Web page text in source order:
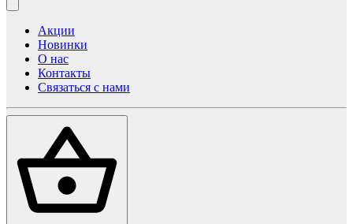
Акции
Новинки
О нас
Контакты
Связаться с нами